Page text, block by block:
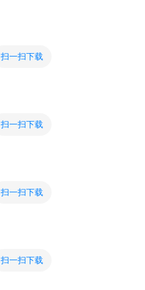
扫一扫下载
扫一扫下载
扫一扫下载
扫一扫下载